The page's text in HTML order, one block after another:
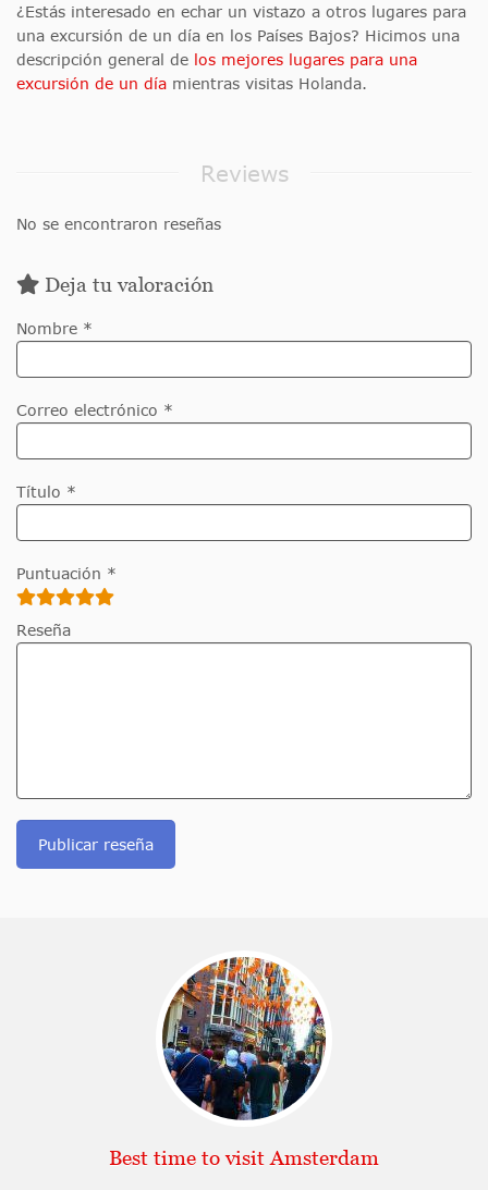
¿Estás interesado en echar un vistazo a otros lugares para
una excursión de un día en los Países Bajos? Hicimos una
descripción general de los mejores lugares para una
excursión de un día mientras visitas Holanda.
Reviews
No se encontraron reseñas
Deja tu valoración
Nombre *
Correo electrónico *
Título *
Puntuación *
Reseña
Publicar reseña
Best time to visit Amsterdam